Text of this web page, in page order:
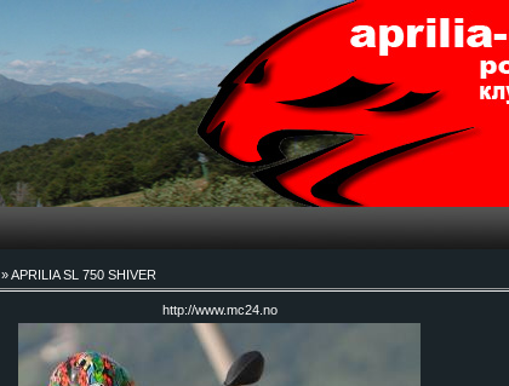
» APRILIA SL 750 SHIVER
http://www.mc24.no